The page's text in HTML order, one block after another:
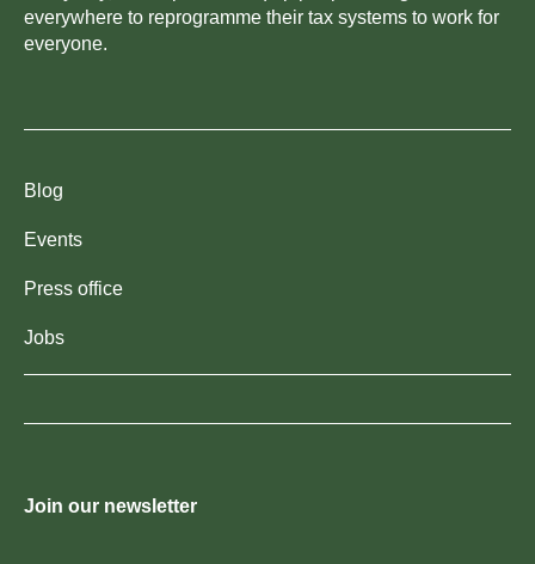
everywhere to reprogramme their tax systems to work for
everyone.
Blog
Events
Press office
Jobs
Join our newsletter